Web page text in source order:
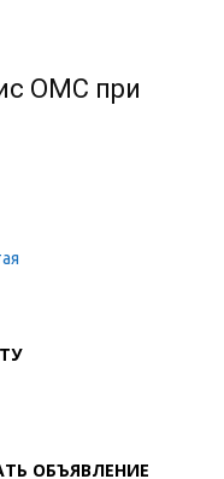
ОМС при
ОБЪЯВЛЕНИЕ